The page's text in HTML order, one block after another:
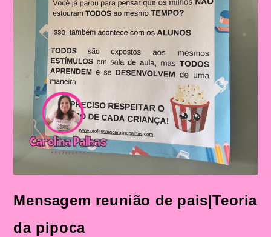
Mensagem reunião de pais|Teoria
da pipoca